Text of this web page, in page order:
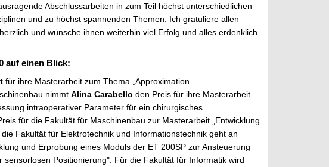
Abschlussarbeiten in zum Teil höchst unterschiedlichen
und zu höchst spannenden Themen. Ich gratuliere allen
und wünsche ihnen weiterhin viel Erfolg und alles erdenklich
auf einen Blick:
für ihre Masterarbeit zum Thema „Approximation
nimmt Alina Carabello den Preis für ihre Masterarbeit
intraoperativer Parameter für ein chirurgisches
für die Fakultät für Maschinenbau zur Masterarbeit „Entwicklung
Fakultät für Elektrotechnik und Informationstechnik geht an
und Erprobung eines Moduls der ET 200SP zur Ansteuerung
Positionierung". Für die Fakultät für Informatik wird